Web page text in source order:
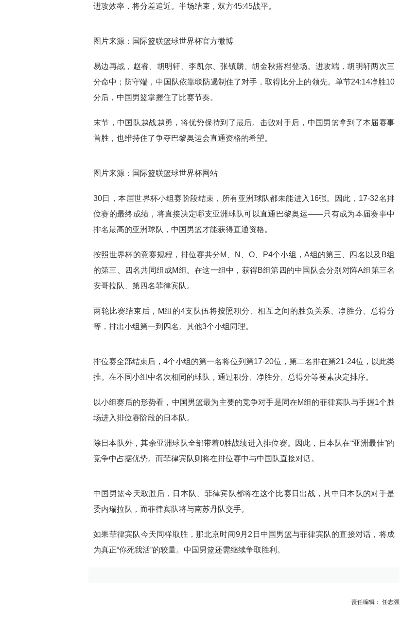
进攻效率，将分差追近。半场结束，双方45:45战平。
图片来源：国际篮联篮球世界杯官方微博
易边再战，赵睿、胡明轩、李凯尔、张镇麟、胡金秋搭档登场。进攻端，胡明轩两次三
分命中；防守端，中国队依靠联防遏制住了对手，取得比分上的领先。单节24:14净胜10
分后，中国男篮掌握住了比赛节奏。
末节，中国队越战越勇，将优势保持到了最后。击败对手后，中国男篮拿到了本届赛事
首胜，也维持住了争夺巴黎奥运会直通资格的希望。
图片来源：国际篮联篮球世界杯网站
30日，本届世界杯小组赛阶段结束，所有亚洲球队都未能进入16强。因此，17-32名排
位赛的最终成绩，将直接决定哪支亚洲球队可以直通巴黎奥运——只有成为本届赛事中
排名最高的亚洲球队，中国男篮才能获得直通资格。
按照世界杯的竞赛规程，排位赛共分M、N、O、P4个小组，A组的第三、四名以及B组
的第三、四名共同组成M组。在这一组中，获得B组第四的中国队会分别对阵A组第三名
安哥拉队、第四名菲律宾队。
两轮比赛结束后，M组的4支队伍将按照积分、相互之间的胜负关系、净胜分、总得分
等，排出小组第一到四名。其他3个小组同理。
排位赛全部结束后，4个小组的第一名将位列第17-20位，第二名排在第21-24位，以此类
推。在不同小组中名次相同的球队，通过积分、净胜分、总得分等要素决定排序。
以小组赛后的形势看，中国男篮最为主要的竞争对手是同在M组的菲律宾队与手握1个胜
场进入排位赛阶段的日本队。
除日本队外，其余亚洲球队全部带着0胜战绩进入排位赛。因此，日本队在“亚洲最佳”的
竞争中占据优势。而菲律宾队则将在排位赛中与中国队直接对话。
中国男篮今天取胜后，日本队、菲律宾队都将在这个比赛日出战，其中日本队的对手是
委内瑞拉队，而菲律宾队将与南苏丹队交手。
如果菲律宾队今天同样取胜，那北京时间9月2日中国男篮与菲律宾队的直接对话，将成
为真正“你死我活”的较量。中国男篮还需继续争取胜利。
责任编辑： 任志强